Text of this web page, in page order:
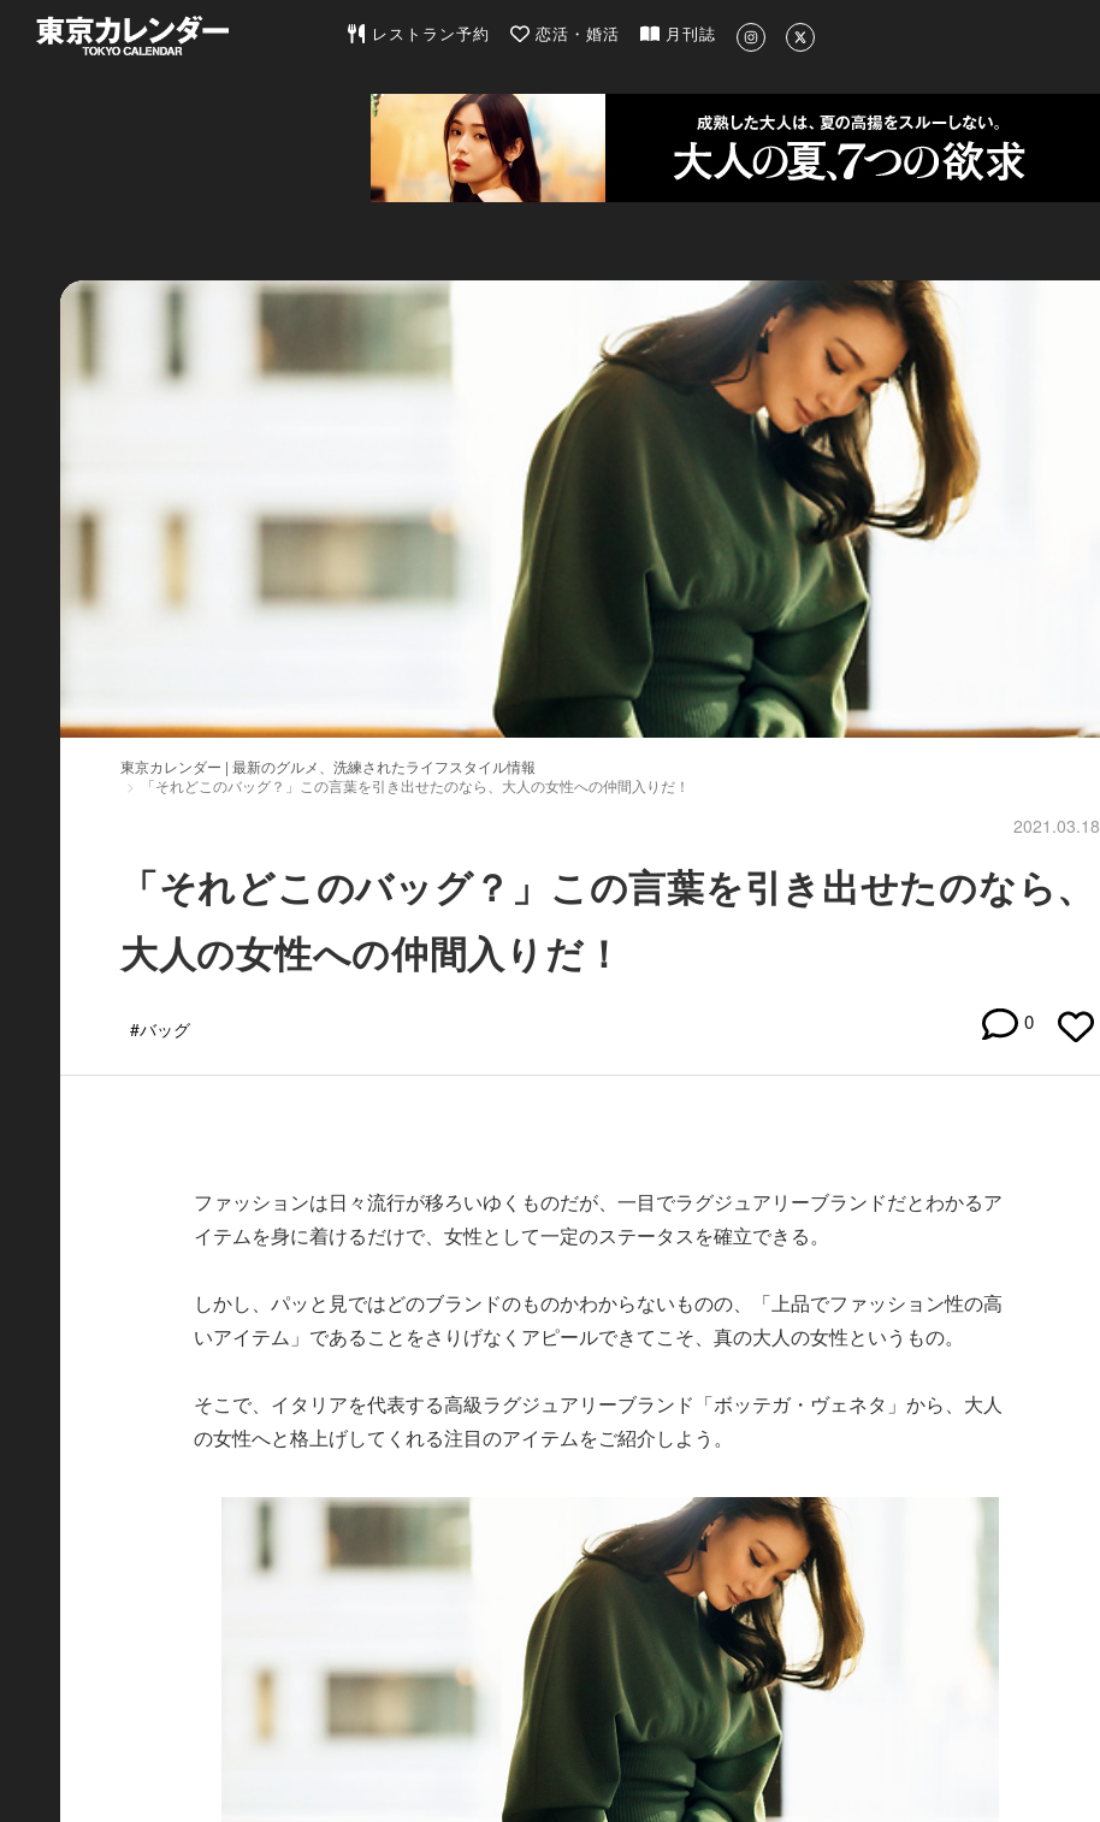
東京カレンダー | 最新のグルメ、洗練されたライフスタイル情報
レストラン予約 恋活・婚活 月刊誌
東京カレンダー | 最新のグルメ、洗練されたライフスタイル情報
「それどこのバッグ？」この言葉を引き出せたのなら、大人の女性への仲間入りだ！
2021.03.18
「それどこのバッグ？」この言葉を引き出せたのなら、
大人の女性への仲間入りだ！
#バッグ 0
ファッションは日々流行が移ろいゆくものだが、一目でラグジュアリーブランドだとわかるア
イテムを身に着けるだけで、女性として一定のステータスを確立できる。
しかし、パッと見ではどのブランドのものかわからないものの、「上品でファッション性の高
いアイテム」であることをさりげなくアピールできてこそ、真の大人の女性というもの。
そこで、イタリアを代表する高級ラグジュアリーブランド「ボッテガ・ヴェネタ」から、大人
の女性へと格上げしてくれる注目のアイテムをご紹介しよう。